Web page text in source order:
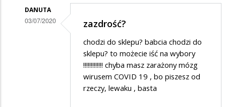
DANUTA
03/07/2020 zazdrość?
chodzi do sklepu? babcia chodzi do
sklepu? to możecie iść na wybory
!!!!!!!!!!!!! chyba masz zarażony mózg
wirusem COVID 19 , bo piszesz od
rzeczy, lewaku , basta